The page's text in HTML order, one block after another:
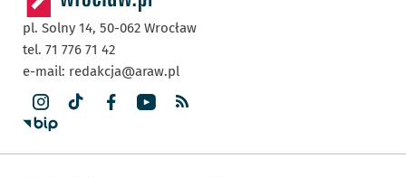
pl. Solny 14, 50-062 Wrocław
tel. 71 776 71 42
e-mail: redakcja@araw.pl